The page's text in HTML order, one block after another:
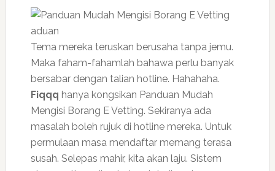
Tema mereka teruskan berusaha tanpa jemu.
Maka faham-fahamlah bahawa perlu banyak
bersabar dengan talian hotline. Hahahaha.
Fiqqq hanya kongsikan Panduan Mudah
Mengisi Borang E Vetting. Sekiranya ada
masalah boleh rujuk di hotline mereka. Untuk
permulaan masa mendaftar memang terasa
susah. Selepas mahir, kita akan laju. Sistem